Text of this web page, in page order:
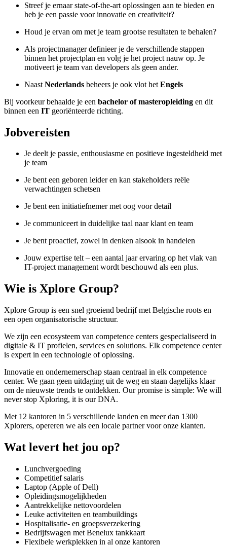
Streef je ernaar state-of-the-art oplossingen aan te bieden en
heb je een passie voor innovatie en creativiteit?
Houd je ervan om met je team grootse resultaten te behalen?
Als projectmanager definieer je de verschillende stappen
binnen het projectplan en volg je het project nauw op. Je
motiveert je team van developers als geen ander.
Naast Nederlands beheers je ook vlot het Engels
Bij voorkeur behaalde je een bachelor of masteropleiding en dit
binnen een IT georiënteerde richting.
Jobvereisten
Je deelt je passie, enthousiasme en positieve ingesteldheid met
je team
Je bent een geboren leider en kan stakeholders reële
verwachtingen schetsen
Je bent een initiatiefnemer met oog voor detail
Je communiceert in duidelijke taal naar klant en team
Je bent proactief, zowel in denken alsook in handelen
Jouw expertise telt – een aantal jaar ervaring op het vlak van
IT-project management wordt beschouwd als een plus.
Wie is Xplore Group?
Xplore Group is een snel groeiend bedrijf met Belgische roots en
een open organisatorische structuur.
We zijn een ecosysteem van competence centers gespecialiseerd in
digitale & IT profielen, services en solutions. Elk competence center
is expert in een technologie of oplossing.
Innovatie en ondernemerschap staan centraal in elk competence
center. We gaan geen uitdaging uit de weg en staan dagelijks klaar
om de nieuwste trends te ontdekken. Our promise is simple: We will
never stop Xploring, it is our DNA.
Met 12 kantoren in 5 verschillende landen en meer dan 1300
Xplorers, opereren we als een locale partner voor onze klanten.
Wat levert het jou op?
Lunchvergoeding
Competitief salaris
Laptop (Apple of Dell)
Opleidingsmogelijkheden
Aantrekkelijke nettovoordelen
Leuke activiteiten en teambuildings
Hospitalisatie- en groepsverzekering
Bedrijfswagen met Benelux tankkaart
Flexibele werkplekken in al onze kantoren